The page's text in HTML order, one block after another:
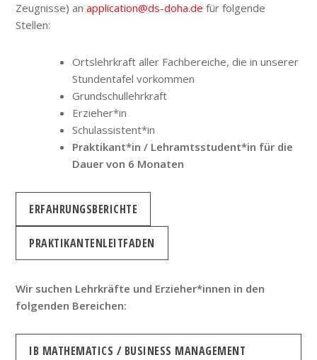
Zeugnisse) anapplication@ds-doha.de für folgende
Stellen:
Ortslehrkraft aller Fachbereiche, die in unserer
Stundentafel vorkommen
Grundschullehrkraft
Erzieher*in
Schulassistent*in
Praktikant*in / Lehramtsstudent*in für die
Dauer von 6 Monaten
ERFAHRUNGSBERICHTE
PRAKTIKANTENLEITFADEN
Wir suchen Lehrkräfte und Erzieher*innen in den
folgenden Bereichen:
IB MATHEMATICS / BUSINESS MANAGEMENT